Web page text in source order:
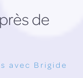
de
avec Brigide